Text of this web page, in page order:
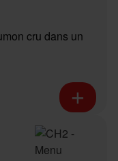
cru dans un